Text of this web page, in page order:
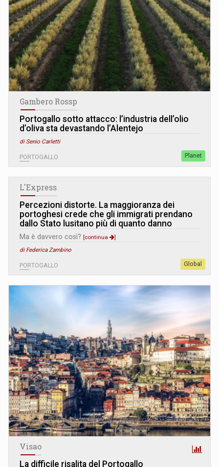
Gambero Rossp
Portogallo sotto attacco: l’industria dell’olio
d’oliva sta devastando l’Alentejo
di Senio Carletti
PORTOGALLO Planet
L'Express
Percezioni distorte. La maggioranza dei
portoghesi crede che gli immigrati prendano
dallo Stato lusitano più di quanto danno
Ma è davvero così? [continua
]
di Federica Zambino
PORTOGALLO Global
Visao
La difficile risalita del Portogallo